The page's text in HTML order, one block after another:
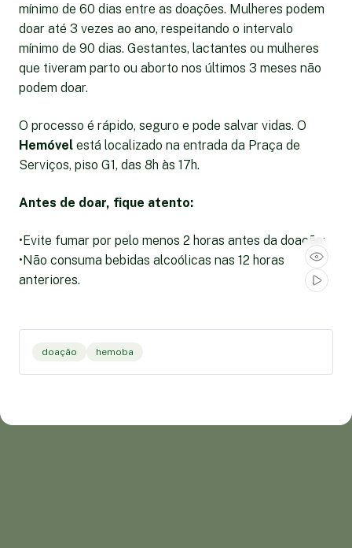
mínimo de 60 dias entre as doações. Mulheres podem
doar até 3 vezes ao ano, respeitando o intervalo
mínimo de 90 dias. Gestantes, lactantes ou mulheres
que tiveram parto ou aborto nos últimos 3 meses não
podem doar.
O processo é rápido, seguro e pode salvar vidas. O
Hemóvel está localizado na entrada da Praça de
Serviços, piso G1, das 8h às 17h.
Antes de doar, fique atento:
•Evite fumar por pelo menos 2 horas antes da doação;
•Não consuma bebidas alcoólicas nas 12 horas
anteriores.
doação hemoba